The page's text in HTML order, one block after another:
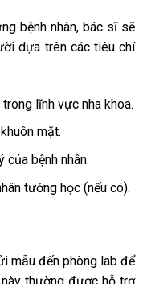
bệnh nhân, bác sĩ sẽ
dựa trên các tiêu chí
lĩnh vực nha khoa.
mặt.
của bệnh nhân.
tướng học (nếu có).
mẫu đến phòng lab để